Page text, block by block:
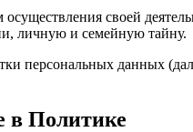
своей
личную и семейную тайну.
персональных данных
в Политике